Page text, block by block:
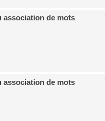
association de mots
association de mots